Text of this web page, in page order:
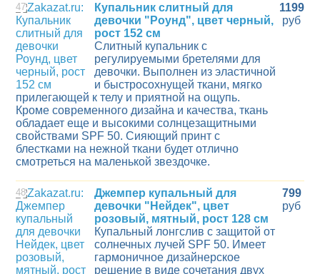
47
Купальник слитный для
девочки "Роунд", цвет черный,
рост 152 см
Слитный купальник с
регулируемыми бретелями для
девочки. Выполнен из эластичной
и быстросохнущей ткани, мягко
прилегающей к телу и приятной на ощупь.
Кроме современного дизайна и качества, ткань
обладает еще и высокими солнцезащитными
свойствами SPF 50. Сияющий принт с
блестками на нежной ткани будет отлично
смотреться на маленькой звездочке.
1199
руб
48
Джемпер купальный для
девочки "Нейдек", цвет
розовый, мятный, рост 128 см
Купальный лонгслив с защитой от
солнечных лучей SPF 50. Имеет
гармоничное дизайнерское
решение в виде сочетания двух
799
руб